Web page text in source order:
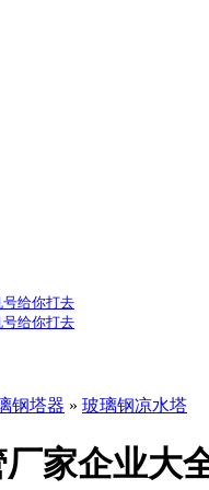
钢塔器 » 玻璃钢凉水塔
家企业大